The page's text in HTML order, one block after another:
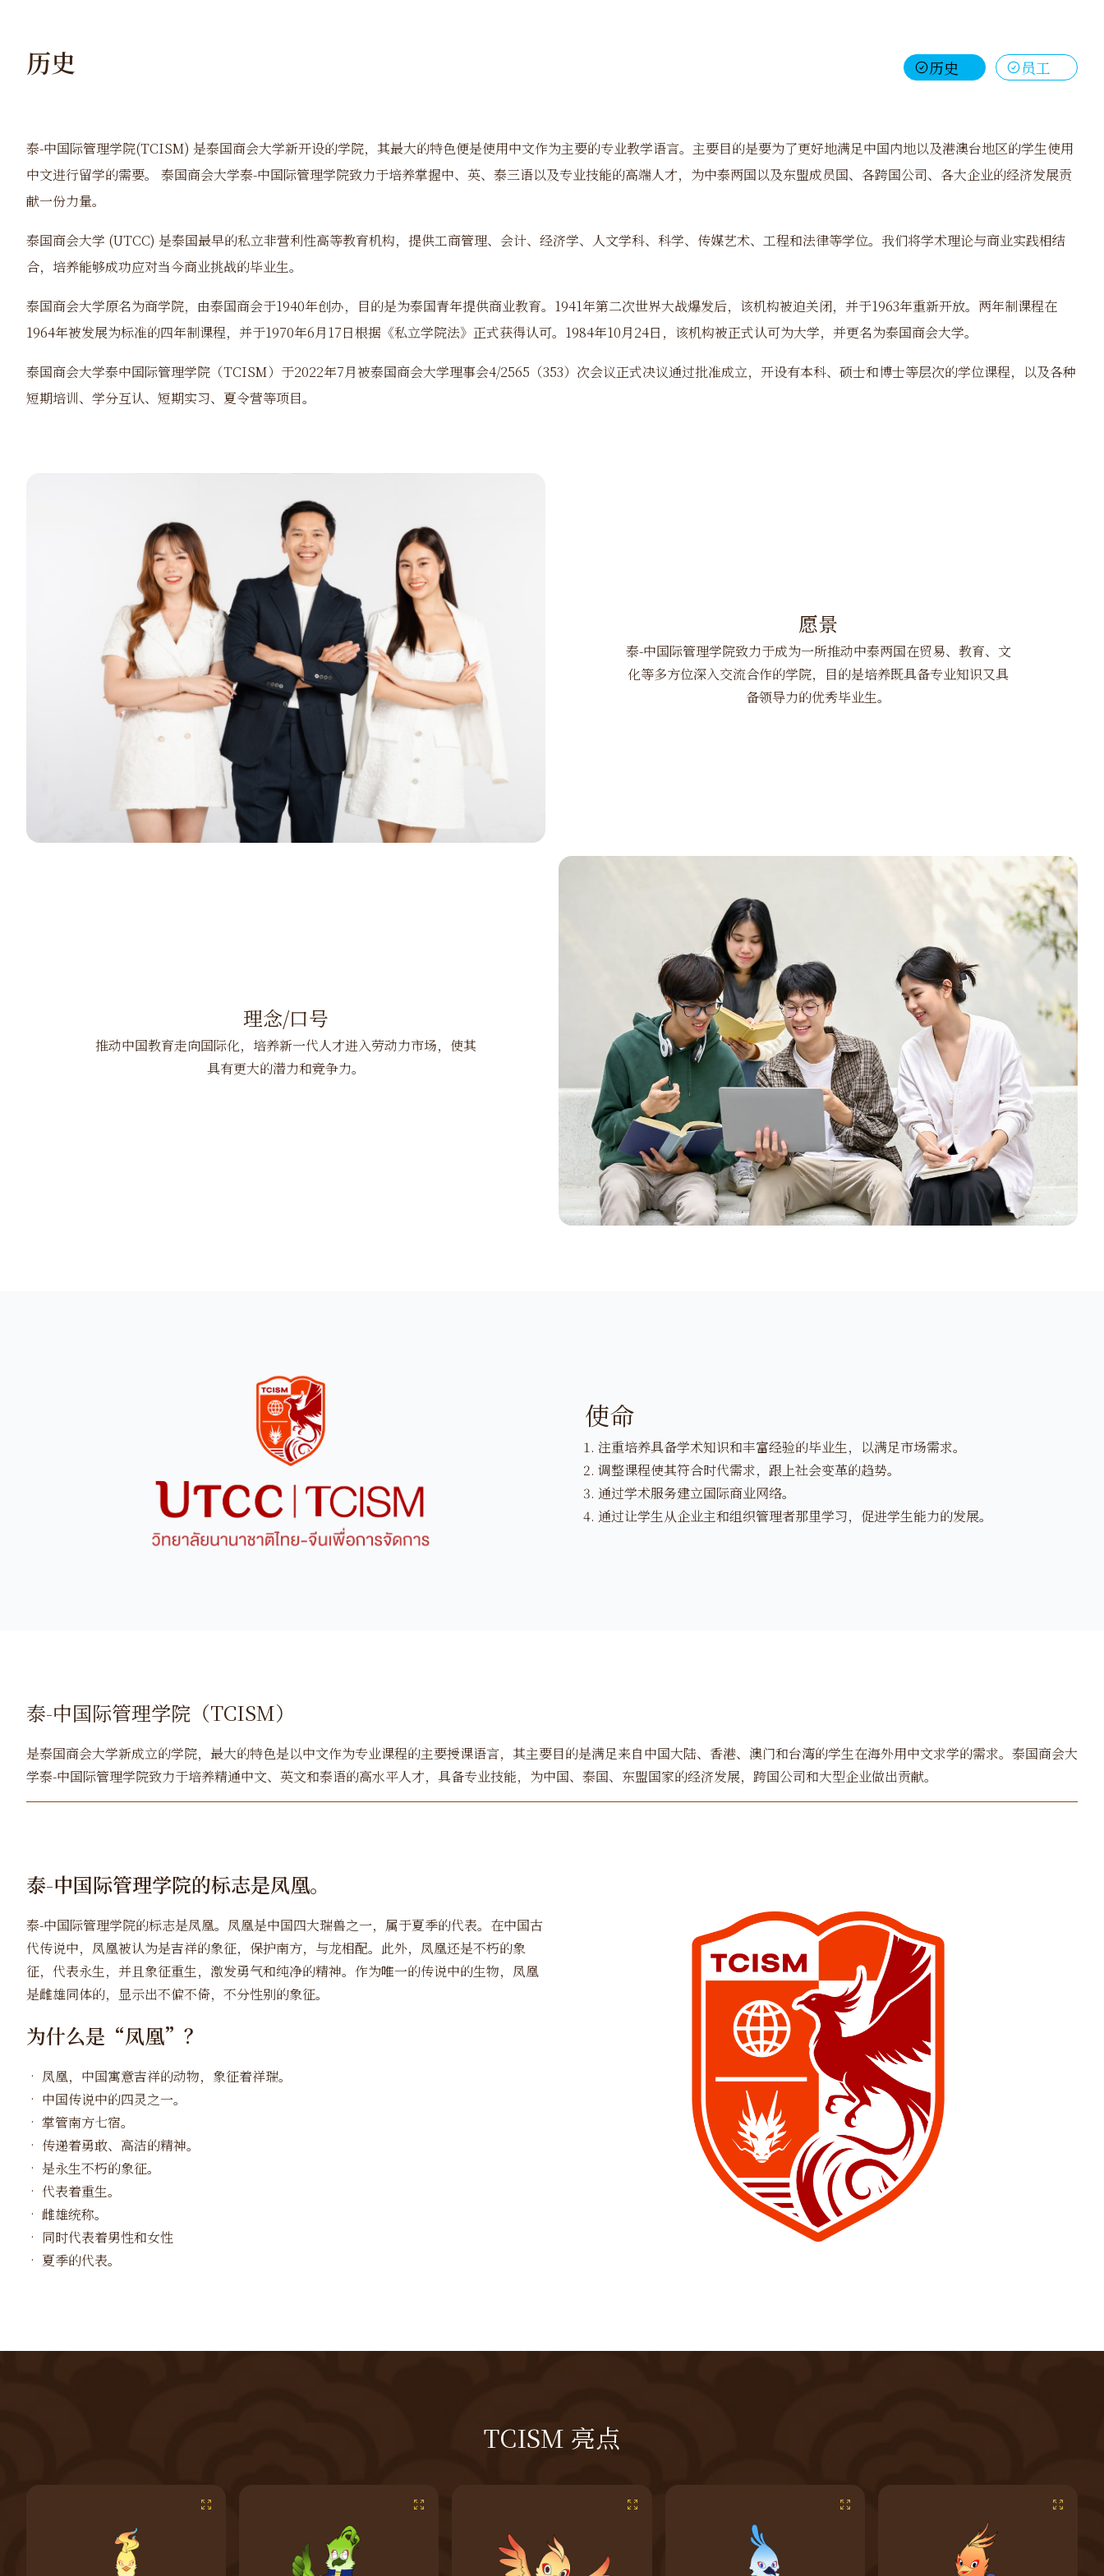
历史 历史 员工
泰-中国际管理学院(TCISM) 是泰国商会大学新开设的学院，其最大的特色便是使用中文作为主要的专业教学语言。主要目的是要为了更好地满足中国内地以及港澳台地区的学生使用
中文进行留学的需要。 泰国商会大学泰-中国际管理学院致力于培养掌握中、英、泰三语以及专业技能的高端人才，为中泰两国以及东盟成员国、各跨国公司、各大企业的经济发展贡
献一份力量。
泰国商会大学 (UTCC) 是泰国最早的私立非营利性高等教育机构，提供工商管理、会计、经济学、人文学科、科学、传媒艺术、工程和法律等学位。我们将学术理论与商业实践相结
合，培养能够成功应对当今商业挑战的毕业生。
泰国商会大学原名为商学院，由泰国商会于1940年创办，目的是为泰国青年提供商业教育。 1941年第二次世界大战爆发后，该机构被迫关闭，并于1963年重新开放。两年制课程在
1964年被发展为标准的四年制课程，并于1970年6月17日根据《私立学院法》正式获得认可。 1984年10月24日，该机构被正式认可为大学，并更名为泰国商会大学。
泰国商会大学泰中国际管理学院（TCISM） 于2022年7月被泰国商会大学理事会4/2565 （353）次会议正式决议通过批准成立，开设有本科、硕士和博士等层次的学位课程，以及各种
短期培训、学分互认、短期实习、夏令营等项目。
愿景
泰-中国际管理学院致力于成为一所推动中泰两国在贸易、教育、文
化等多方位深入交流合作的学院，目的是培养既具备专业知识又具
备领导力的优秀毕业生。
理念/口号
推动中国教育走向国际化，培养新一代人才进入劳动力市场，使其
具有更大的潜力和竞争力。
使命
注重培养具备学术知识和丰富经验的毕业生，以满足市场需求。
调整课程使其符合时代需求，跟上社会变革的趋势。
通过学术服务建立国际商业网络。
通过让学生从企业主和组织管理者那里学习，促进学生能力的发展。
泰-中国际管理学院（TCISM）
是泰国商会大学新成立的学院，最大的特色是以中文作为专业课程的主要授课语言，其主要目的是满足来自中国大陆、香港、澳门和台湾的学生在海外用中文求学的需求。泰国商会大
学泰-中国际管理学院致力于培养精通中文、英文和泰语的高水平人才，具备专业技能，为中国、泰国、东盟国家的经济发展，跨国公司和大型企业做出贡献。
泰-中国际管理学院的标志是凤凰。
泰-中国际管理学院的标志是凤凰。凤凰是中国四大瑞兽之一，属于夏季的代表。在中国古
代传说中，凤凰被认为是吉祥的象征，保护南方，与龙相配。此外，凤凰还是不朽的象
征，代表永生，并且象征重生，激发勇气和纯净的精神。作为唯一的传说中的生物，凤凰
是雌雄同体的，显示出不偏不倚，不分性别的象征。
为什么是“凤凰”？
• 凤凰，中国寓意吉祥的动物，象征着祥瑞。
• 中国传说中的四灵之一。
• 掌管南方七宿。
• 传递着勇敢、高洁的精神。
• 是永生不朽的象征。
• 代表着重生。
• 雌雄统称。
• 同时代表着男性和女性
• 夏季的代表。
TCISM 亮点